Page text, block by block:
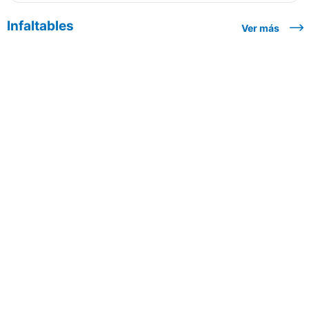
Infaltables Ver más